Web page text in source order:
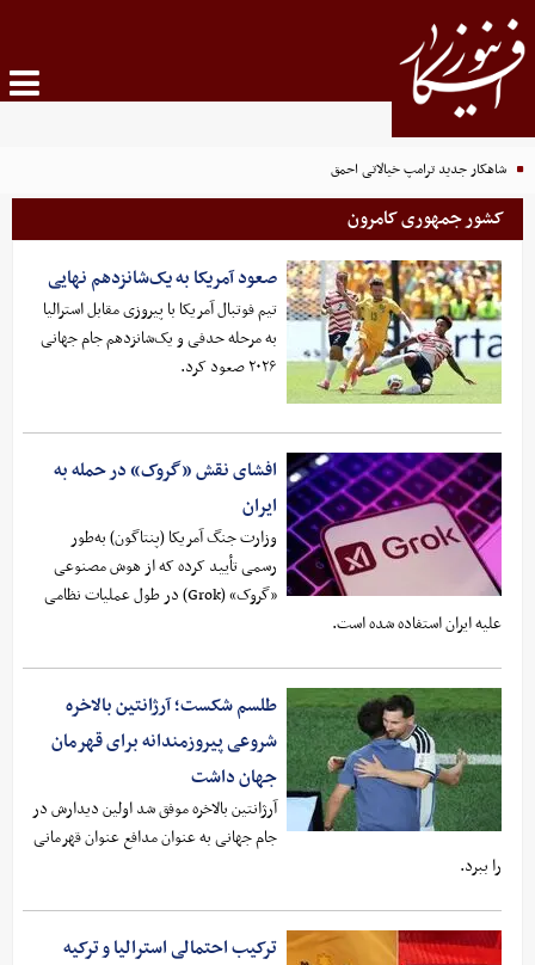
شاهکار جدید ترامپ خیالاتی احمق
کشور جمهوری کامرون
صعود آمریکا به یک‌شانزدهم نهایی
تیم فوتبال آمریکا با پیروزی مقابل استرالیا
به مرحله حدفی و یک‌شانزدهم جام جهانی
۲۰۲۶ صعود کرد.
افشای نقش «گروک» در حمله به
ایران
وزارت جنگ آمریکا (پنتاگون) به‌طور
رسمی تأیید کرده که از هوش مصنوعی
«گروک» (Grok) در طول عملیات نظامی
علیه ایران استفاده شده است.
طلسم شکست؛ آرژانتین بالاخره
شروعی پیروزمندانه برای قهرمان
جهان داشت
آرژانتین بالاخره موفق شد اولین دیدارش در
جام جهانی به عنوان مدافع عنوان قهرمانی
را ببرد.
ترکیب احتمالی استرالیا و ترکیه